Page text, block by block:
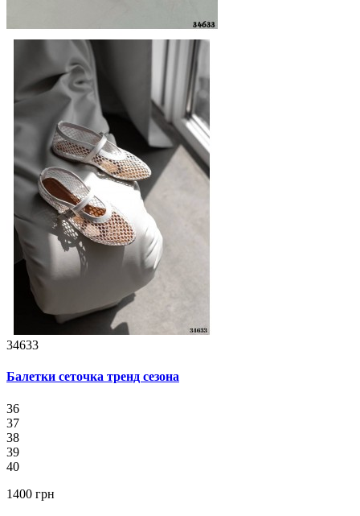
34633
Балетки сеточка тренд сезона
36
37
38
39
40
1400 грн